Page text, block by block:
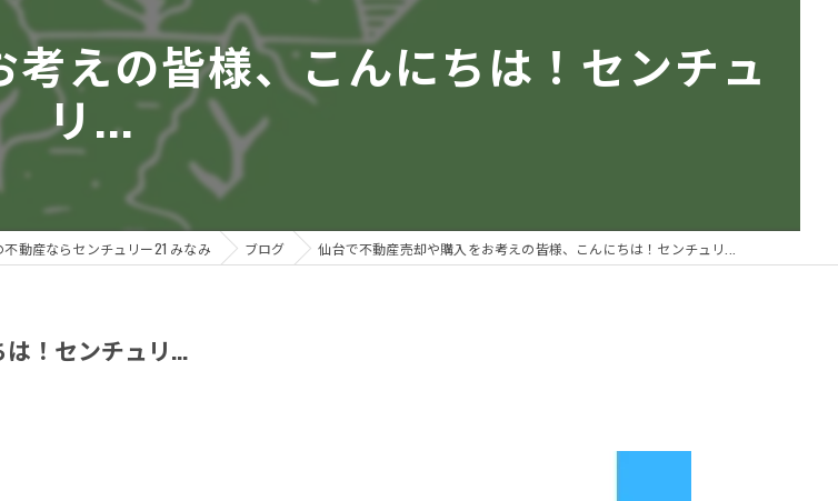
戸建て
えの皆様、こんにちは！センチュ
リ...
不動産ならセンチュリー21 みなみ ブログ 仙台で不動産売却や購入をお考えの皆様、こんにちは！センチュリ...
！センチュリ...